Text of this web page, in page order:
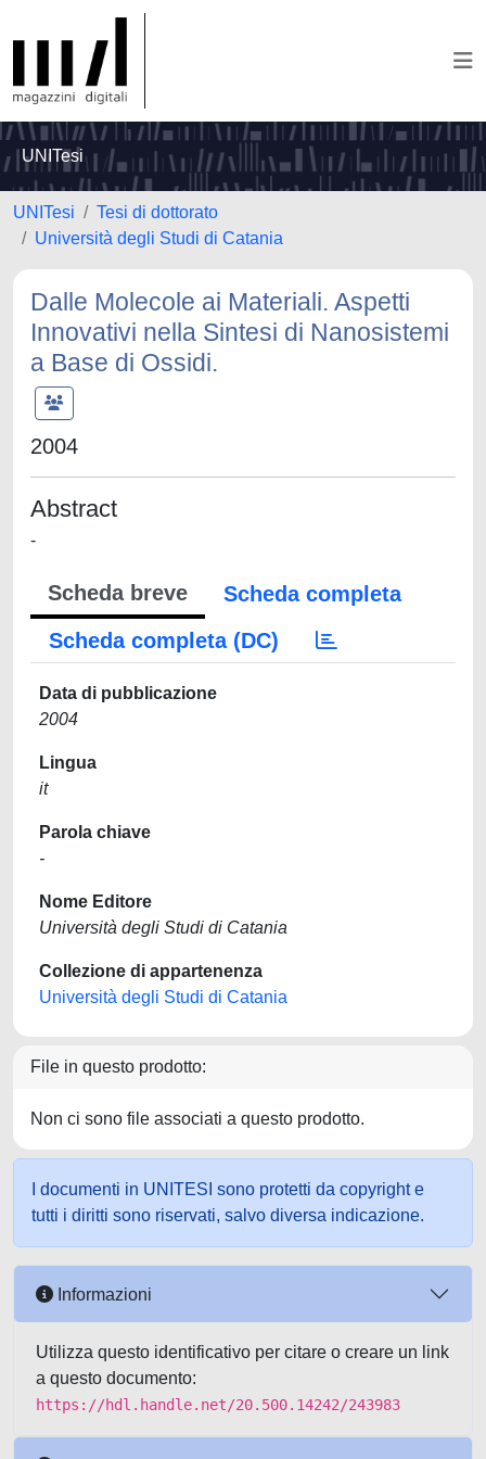
UNITesi
UNITesi
Tesi di dottorato
Università degli Studi di Catania
Dalle Molecole ai Materiali. Aspetti
Innovativi nella Sintesi di Nanosistemi
a Base di Ossidi.
2004
Abstract
-
Scheda breve
Scheda completa
Scheda completa (DC)
Data di pubblicazione
2004
Lingua
it
Parola chiave
-
Nome Editore
Università degli Studi di Catania
Collezione di appartenenza
Università degli Studi di Catania
File in questo prodotto:
Non ci sono file associati a questo prodotto.
I documenti in UNITESI sono protetti da copyright e
tutti i diritti sono riservati, salvo diversa indicazione.
Informazioni
Utilizza questo identificativo per citare o creare un link
a questo documento:
https://hdl.handle.net/20.500.14242/243983